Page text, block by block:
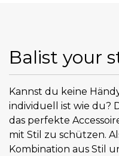
Balist your
Kannst du keine
individuell ist wie du?
das perfekte
mit Stil zu schützen.
Kombination aus Stil